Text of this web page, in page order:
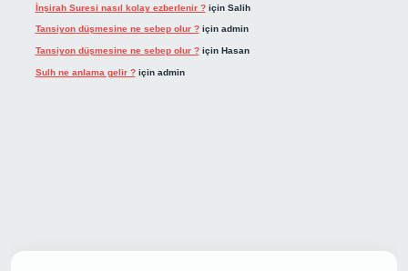
İnşirah Suresi nasıl kolay ezberlenir ?için Salih
Tansiyon düşmesine ne sebep olur ?için admin
Tansiyon düşmesine ne sebep olur ?için Hasan
Sulh ne anlama gelir ?için admin